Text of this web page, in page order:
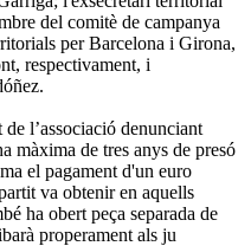
del comitè de campanya
per Barcelona i Girona,
respectivament, i
l’associació denunciant
màxima de tres anys de presó
el pagament d'un euro
va obtenir en aquells
ha obert peça separada de
properament als ju